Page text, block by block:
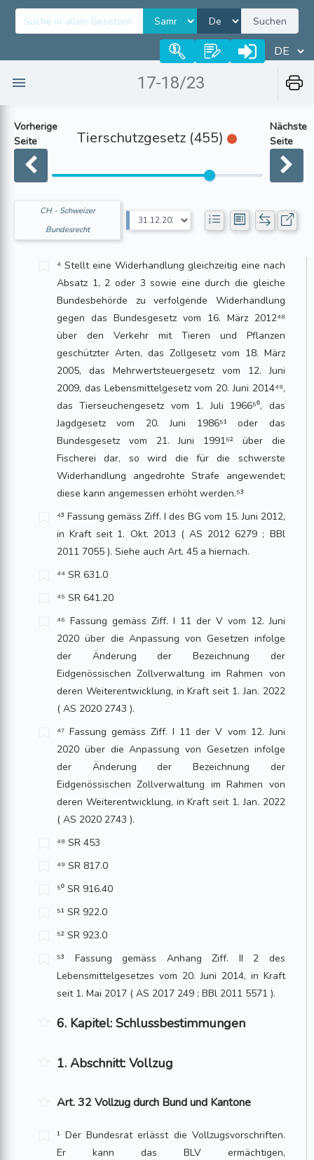
Suchen
17-18/23
Vorherige
Seite
Tierschutzgesetz (455)
Nächste
Seite
CH - Schweizer
Bundesrecht
⁴ Stellt eine Widerhandlung gleichzeitig eine nach
Absatz 1, 2 oder 3 sowie eine durch die gleiche
Bundesbehörde zu verfolgende Widerhandlung
gegen das Bundesgesetz vom 16. März 2012⁴⁸
über den Verkehr mit Tieren und Pflanzen
geschützter Arten, das Zollgesetz vom 18. März
2005, das Mehrwertsteuergesetz vom 12. Juni
2009, das Lebensmittelgesetz vom 20. Juni 2014⁴⁹,
das Tierseuchengesetz vom 1. Juli 1966⁵⁰, das
Jagdgesetz vom 20. Juni 1986⁵¹ oder das
Bundesgesetz vom 21. Juni 1991⁵² über die
Fischerei dar, so wird die für die schwerste
Widerhandlung angedrohte Strafe angewendet;
diese kann angemessen erhöht werden.⁵³
⁴³ Fassung gemäss Ziff. I des BG vom 15. Juni 2012,
in Kraft seit 1. Okt. 2013 ( AS 2012 6279 ; BBl
2011 7055 ). Siehe auch Art. 45 a hiernach.
⁴⁴ SR 631.0
⁴⁵ SR 641.20
⁴⁶ Fassung gemäss Ziff. I 11 der V vom 12. Juni
2020 über die Anpassung von Gesetzen infolge
der Änderung der Bezeichnung der
Eidgenössischen Zollverwaltung im Rahmen von
deren Weiter­entwicklung, in Kraft seit 1. Jan. 2022
( AS 2020 2743 ).
⁴⁷ Fassung gemäss Ziff. I 11 der V vom 12. Juni
2020 über die Anpassung von Gesetzen infolge
der Änderung der Bezeichnung der
Eidgenössischen Zollverwaltung im Rahmen von
deren Weiter­entwicklung, in Kraft seit 1. Jan. 2022
( AS 2020 2743 ).
⁴⁸ SR 453
⁴⁹ SR 817.0
⁵⁰ SR 916.40
⁵¹ SR 922.0
⁵² SR 923.0
⁵³ Fassung gemäss Anhang Ziff. II 2 des
Lebensmittelgesetzes vom 20. Juni 2014, in Kraft
seit 1. Mai 2017 ( AS 2017 249 ; BBl 2011 5571 ).
6. Kapitel: Schlussbestimmungen
1. Abschnitt: Vollzug
Art. 32 Vollzug durch Bund und Kantone
¹ Der Bundesrat erlässt die Vollzugsvorschriften.
Er kann das BLV ermächtigen,